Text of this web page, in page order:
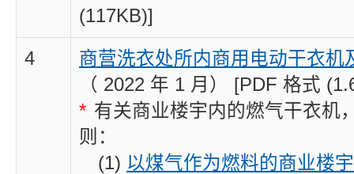
(117KB)]
4
商营洗衣处所内商用电动干衣机
（ 2022 年 1 月） [PDF 格式
* 有关商业楼宇内的燃气干衣机
则：
(1) 以煤气作为燃料的商业楼